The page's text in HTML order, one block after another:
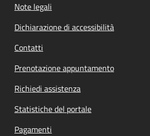
Note legali
Dichiarazione di accessibilità
Contatti
Prenotazione appuntamento
Richiedi assistenza
Statistiche del portale
Pagamenti